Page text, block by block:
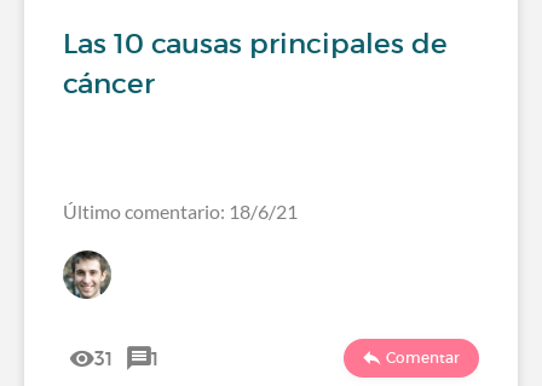
Las 10 causas principales de
cáncer
Último comentario: 18/6/21
31 1 Comentar